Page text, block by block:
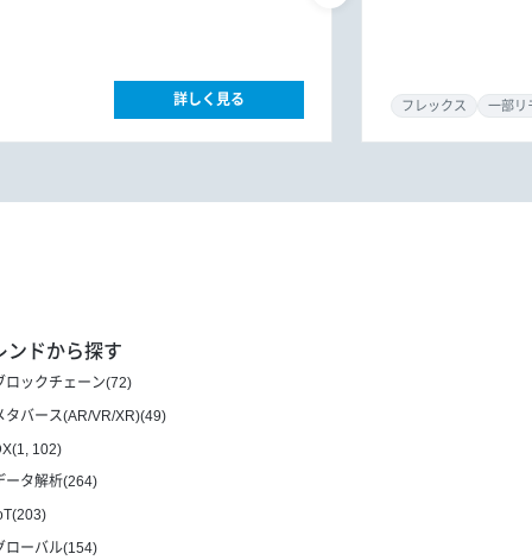
詳しく見る フレックス 一部リ
ンドから探す
ロックチェーン(72)
タバース(AR/VR/XR)(49)
102)
ータ解析(264)
ローバル(154)